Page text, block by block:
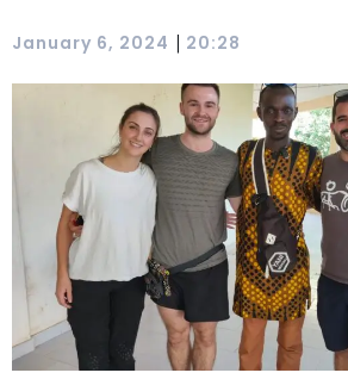
January 6, 2024 | 20:28